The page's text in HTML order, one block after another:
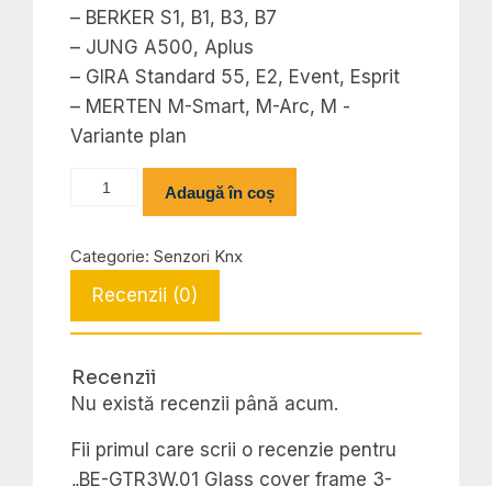
– BERKER S1, B1, B3, B7
– JUNG A500, Aplus
– GIRA Standard 55, E2, Event, Esprit
– MERTEN M-Smart, M-Arc, M -
Variante plan
Cantitate
Glass
cover
frame
fold
for
55
mm
Adaugă în coș
Categorie: Senzori Knx
Recenzii (0)
Recenzii
Nu există recenzii până acum.
Fii primul care scrii o recenzie pentru
„BE-GTR3W.01 Glass cover frame 3-